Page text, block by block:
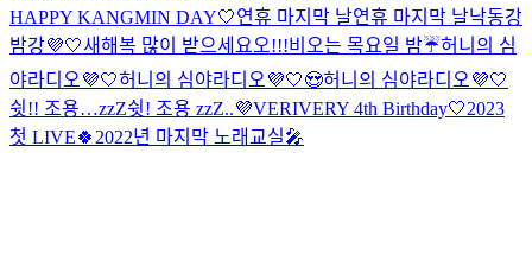
HAPPY KANGMIN DAY🤍연휴 마지막 날연휴 마지막 날낙동강
밤강💜🤍새해복 많이 받으세요오!!!비오는 목요일 밤☔️허니의 심
야라디오💜🤍허니의 심야라디오💜🤍😍허니의 심야라디오💜🤍
쉿!! 조용…zzZ쉿! 조용 zzZ..💜VERIVERY 4th Birthday🤍2023
첫 LIVE🍀 2022년 마지막 노래교실🎤